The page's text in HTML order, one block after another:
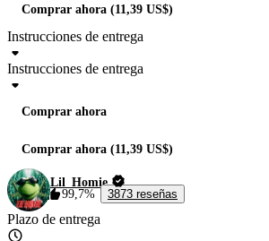
Comprar ahora (11,39 US$)
Instrucciones de entrega
Instrucciones de entrega
Comprar ahora
Comprar ahora (11,39 US$)
Lil_Homie
99,7%
3873 reseñas
Plazo de entrega